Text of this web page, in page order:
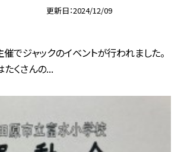
更新日 2024/12/09
でジャックのイベントが行われました。
くさんの...